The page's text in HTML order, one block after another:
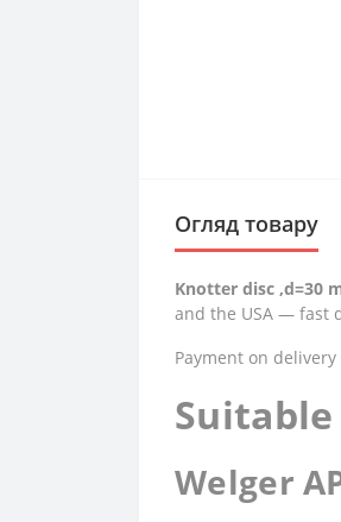
Огляд товару
Knotter disc ,d=30
and the USA — fast
Payment on
Welger